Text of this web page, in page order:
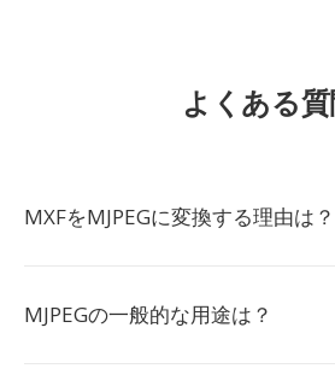
よくある
MXFをMJPEGに変換する理由は？
MJPEGの一般的な用途は？